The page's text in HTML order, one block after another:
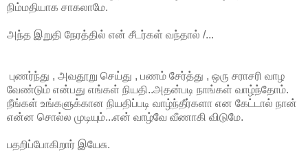
நிம்மதியாக சாகலாமே.
அந்த இறுதி நேரத்தில் என் சீடர்கள் வந்தால் /...
புணர்ந்து , அவதூறு செய்து , பணம் சேர்த்து , ஒரு சராசரி வாழ
வேண்டும் என்பது எங்கள் நியதி..அதன்படி நாங்கள் வாழ்ந்தோம்.
நீங்கள் உங்களுக்கான நியதிப்படி வாழ்ந்தீர்களா என கேட்டால் நான்
என்ன சொல்ல முடியும்...என் வாழ்வே வீணாகி விடுமே.
பதறிப்போகிறார் இயேசு.